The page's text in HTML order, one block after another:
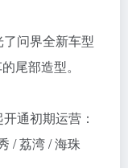
问界全新车型
尾部造型。
通初期运营：
/ 荔湾 / 海珠